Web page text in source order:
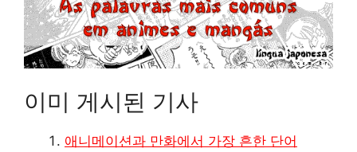
이미 게시된 기사
애니메이션과 만화에서 가장 흔한 단어